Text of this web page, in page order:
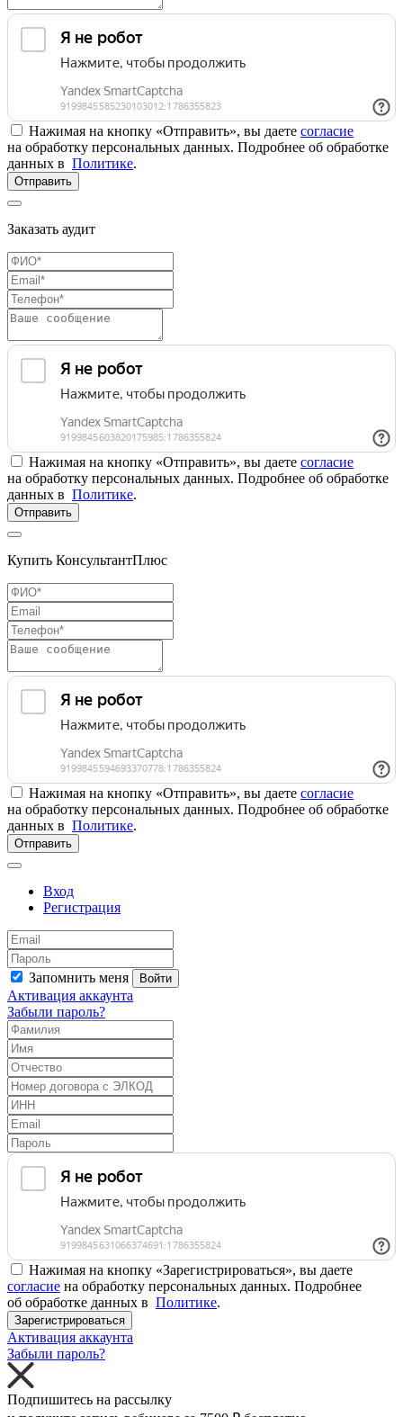
Нажимая на кнопку «Отправить», вы даете согласие
на обработку персональных данных. Подробнее об обработке
данных в Политике.
Отправить
Заказать аудит
Нажимая на кнопку «Отправить», вы даете согласие
на обработку персональных данных. Подробнее об обработке
данных в Политике.
Отправить
Купить КонсультантПлюс
Нажимая на кнопку «Отправить», вы даете согласие
на обработку персональных данных. Подробнее об обработке
данных в Политике.
Отправить
Вход
Регистрация
Запомнить меня Войти
Активация аккаунта
Забыли пароль?
Нажимая на кнопку «Зарегистрироваться», вы даете
согласие на обработку персональных данных. Подробнее
об обработке данных в Политике.
Зарегистрироваться
Активация аккаунта
Забыли пароль?
Подпишитесь на рассылку